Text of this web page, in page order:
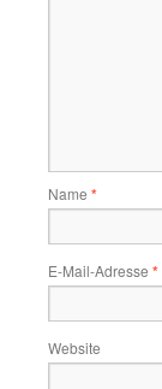
Name *
E-Mail-Adresse *
Website